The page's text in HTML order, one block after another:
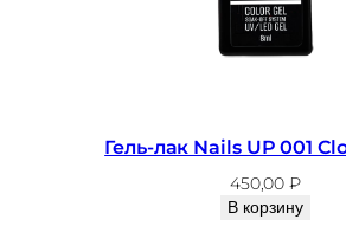
Гель-лак Nails UP 001
450,00₽
В корзину